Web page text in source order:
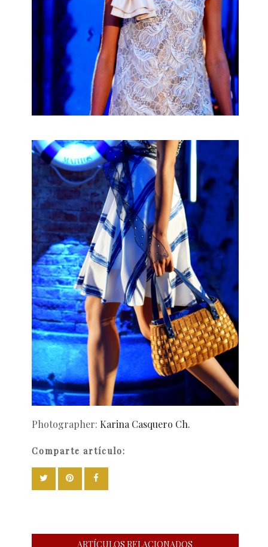
Photographer: Karina Casquero Ch.
Comparte artículo:
ARTÍCULOS RELACIONADOS